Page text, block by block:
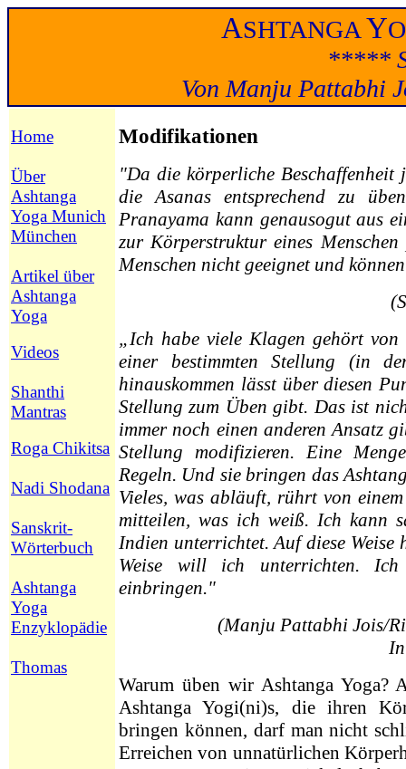
ASHTANGA Y
*****
Von Manju Pattabhi
Home
Über
Ashtanga
Yoga Munich
München
Artikel über
Ashtanga
Yoga
Videos
Shanthi
Mantras
Roga Chikitsa
Nadi Shodana
Sanskrit-
Wörterbuch
Ashtanga
Yoga
Enzyklopädie
Thomas
Modifikationen
"Da die körperliche Beschaffenheit
die Asanas entsprechend zu
Pranayama kann genausogut aus
zur Körperstruktur eines
Menschen nicht geeignet und
„Ich habe viele Klagen gehört
einer bestimmten Stellung (in
hinauskommen lässt über diesen
Stellung zum Üben gibt. Das ist
immer noch einen anderen Ansatz
Stellung modifizieren. Eine
Regeln. Und sie bringen das
Vieles, was abläuft, rührt von
mitteilen, was ich weiß. Ich kann
Indien unterrichtet. Auf diese
Weise will ich unterrichten.
einbringen."
(Manju Pattabhi Jois/
Warum üben wir Ashtanga Yoga?
Ashtanga Yogi(ni)s, die ihren
bringen können, darf man nicht
Erreichen von unnatürlichen